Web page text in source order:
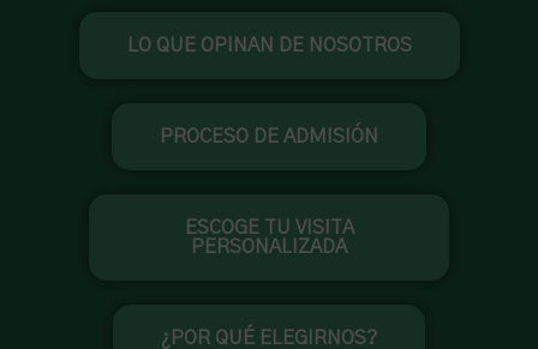
LO QUE OPINAN DE NOSOTROS
PROCESO DE ADMISIÓN
ESCOGE TU VISITA
PERSONALIZADA
¿POR QUÉ ELEGIRNOS?